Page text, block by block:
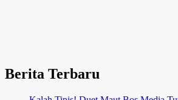
Berita Terbaru